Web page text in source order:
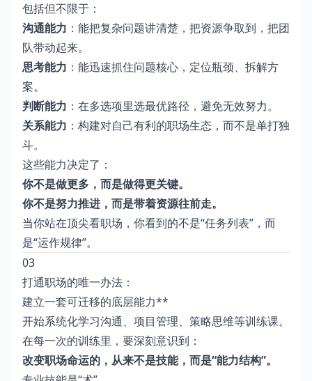
包括但不限于：
沟通能力 ：能把复杂问题讲清楚，把资源争取到，把团
队带动起来。
思考能力 ：能迅速抓住问题核心，定位瓶颈、拆解方
案。
判断能力 ：在多选项里选最优路径，避免无效努力。
关系能力 ：构建对自己有利的职场生态，而不是单打独
斗。
这些能力决定了：
你不是做更多，而是做得更关键。
你不是努力推进，而是带着资源往前走。
当你站在顶尖看职场，你看到的不是“任务列表”，而
是“运作规律”。
03
打通职场的唯一办法：
建立一套可迁移的底层能力**
开始系统化学习沟通、项目管理、策略思维等训练课。
在每一次的训练里，要深刻意识到：
改变职场命运的，从来不是技能，而是“能力结构”。